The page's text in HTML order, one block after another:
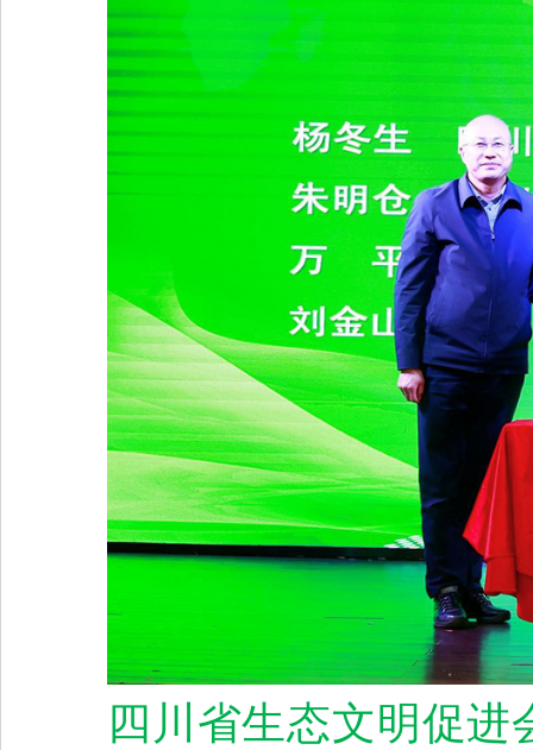
四川省生态文明促